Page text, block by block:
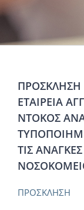
ΠΡΟΣΚΛΗΣΗ
ΕΤΑΙΡΕΙΑ
ΝΤΟΚΟΣ
ΤΙΣ
ΠΡΟΣΚΛΗΣΗ